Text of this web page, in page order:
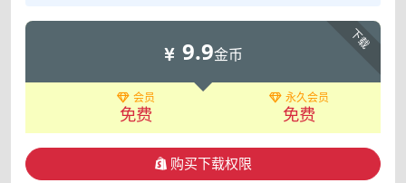
下载
9.9金币
会员
免费
永久会员
免费
购买下载权限